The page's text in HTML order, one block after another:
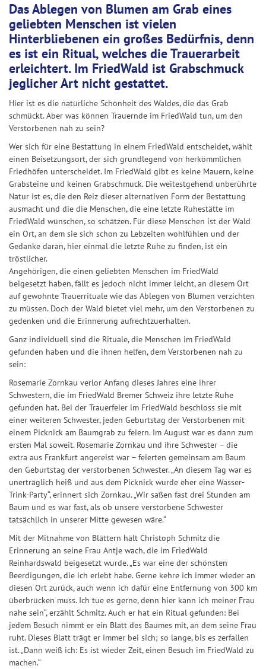
Das Ablegen von Blumen am Grab eines
geliebten Menschen ist vielen
Hinterbliebenen ein großes Bedürfnis, denn
es ist ein Ritual, welches die Trauerarbeit
erleichtert. Im FriedWald ist Grabschmuck
jeglicher Art nicht gestattet.
Hier ist es die natürliche Schönheit des Waldes, die das Grab
schmückt. Aber was können Trauernde im FriedWald tun, um den
Verstorbenen nah zu sein?
Wer sich für eine Bestattung in einem FriedWald entscheidet, wählt
einen Beisetzungsort, der sich grundlegend von herkömmlichen
Friedhöfen unterscheidet. Im FriedWald gibt es keine Mauern, keine
Grabsteine und keinen Grabschmuck. Die weitestgehend unberührte
Natur ist es, die den Reiz dieser alternativen Form der Bestattung
ausmacht und die die Menschen, die eine letzte Ruhestätte im
FriedWald wünschen, so schätzen. Für diese Menschen ist der Wald
ein Ort, an dem sie sich schon zu Lebzeiten wohlfühlen und der
Gedanke daran, hier einmal die letzte Ruhe zu finden, ist ein
tröstlicher.
Angehörigen, die einen geliebten Menschen im FriedWald
beigesetzt haben, fällt es jedoch nicht immer leicht, an diesem Ort
auf gewohnte Trauerrituale wie das Ablegen von Blumen verzichten
zu müssen. Doch der Wald bietet viel mehr, um den Verstorbenen zu
gedenken und die Erinnerung aufrechtzuerhalten.
Ganz individuell sind die Rituale, die Menschen im FriedWald
gefunden haben und die ihnen helfen, dem Verstorbenen nah zu
sein:
Rosemarie Zornkau verlor Anfang dieses Jahres eine ihrer
Schwestern, die im FriedWald Bremer Schweiz ihre letzte Ruhe
gefunden hat. Bei der Trauerfeier im FriedWald beschloss sie mit
einer weiteren Schwester, jeden Geburtstag der Verstorbenen mit
einem Picknick am Baumgrab zu feiern. Im August war es dann zum
ersten Mal soweit. Rosemarie Zornkau und ihre Schwester – die
extra aus Frankfurt angereist war – feierten gemeinsam am Baum
den Geburtstag der verstorbenen Schwester. „An diesem Tag war es
unerträglich heiß und aus dem Picknick wurde eher eine Wasser-
Trink-Party“, erinnert sich Zornkau. „Wir saßen fast drei Stunden am
Baum und es war fast, als ob unsere verstorbene Schwester
tatsächlich in unserer Mitte gewesen wäre.“
Mit der Mitnahme von Blättern hält Christoph Schmitz die
Erinnerung an seine Frau Antje wach, die im FriedWald
Reinhardswald beigesetzt wurde. „Es war eine der schönsten
Beerdigungen, die ich erlebt habe. Gerne kehre ich immer wieder an
diesen Ort zurück, auch wenn ich dafür eine Entfernung von 300 km
überbrücken muss. Ich tue es gerne, denn hier kann ich meiner Frau
nahe sein“, erzählt Schmitz. Auch er hat ein Ritual gefunden: Bei
jedem Besuch nimmt er ein Blatt des Baumes mit, an dem seine Frau
ruht. Dieses Blatt trägt er immer bei sich; so lange, bis es zerfallen
ist. „Dann weiß ich: Es ist wieder Zeit, einen Besuch im FriedWald zu
machen.“